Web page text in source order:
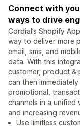
Connect with
ways to drive
Cordial’s Shopify
way to deliver more
email, sms, and
data. With this
customer, product &
can then
promotional,
channels in a unified
and increasing
Use limitless